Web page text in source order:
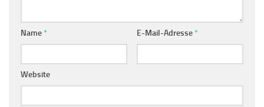
Name * E-Mail-Adresse *
Website